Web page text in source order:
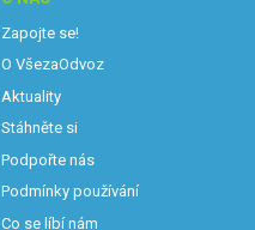
Zapojte se!
O VšezaOdvoz
Aktuality
Stáhněte si
Podpořte nás
Podmínky používání
Co se líbí nám